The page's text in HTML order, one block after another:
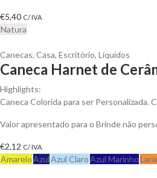
€5,40 C/ IVA
Natura
Canecas, Casa, Escritório, Líquidos
Caneca Harnet de
Highlights:
Caneca Colorida para ser Personalizada.
Valor apresentado para o Brinde não
€2,12 C/ IVA
AmareloAzulAzul ClaroAzul Marinho